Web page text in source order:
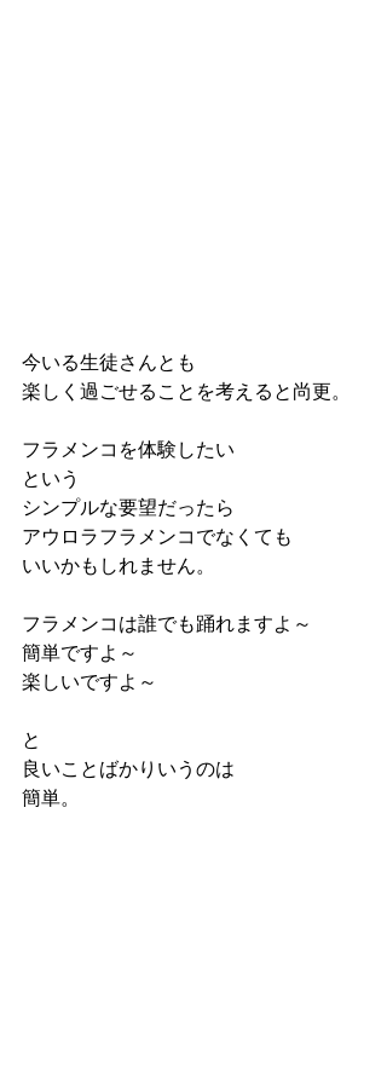
今いる生徒さんとも
楽しく過ごせることを考えると尚更。
フラメンコを体験したい
という
シンプルな要望だったら
アウロラフラメンコでなくても
いいかもしれません。
フラメンコは誰でも踊れますよ～
簡単ですよ～
楽しいですよ～
と
良いことばかりいうのは
簡単。